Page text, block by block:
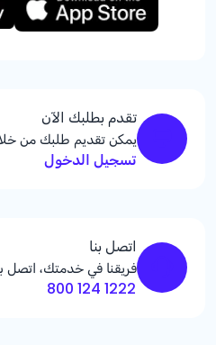
تقدم بطلبك الآن
يمكن تقديم طلبك من
تسجيل الدخول
اتصل بنا
فريقنا في خدمتك، اتصل
1222 124 800